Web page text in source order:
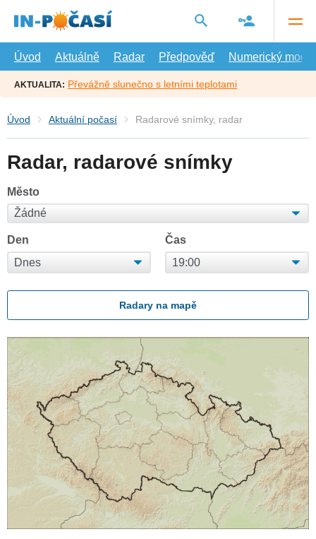
hlavní
Úvod
Aktuálně Radar Předpověď Numerický model
AKTUALITA: Převážně slunečno s letními teplotami
Úvod Aktuální počasí Radarové snímky, radar
Radar, radarové snímky
Město
Den Čas
Radary na mapě